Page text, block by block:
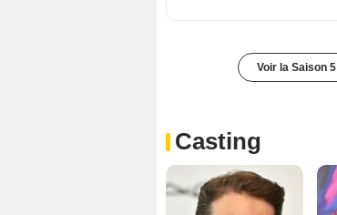
Voir la Saison 5
Casting